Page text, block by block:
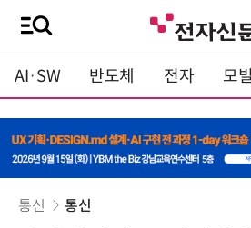
AI·SW 반도체 전자 모
통신 통신